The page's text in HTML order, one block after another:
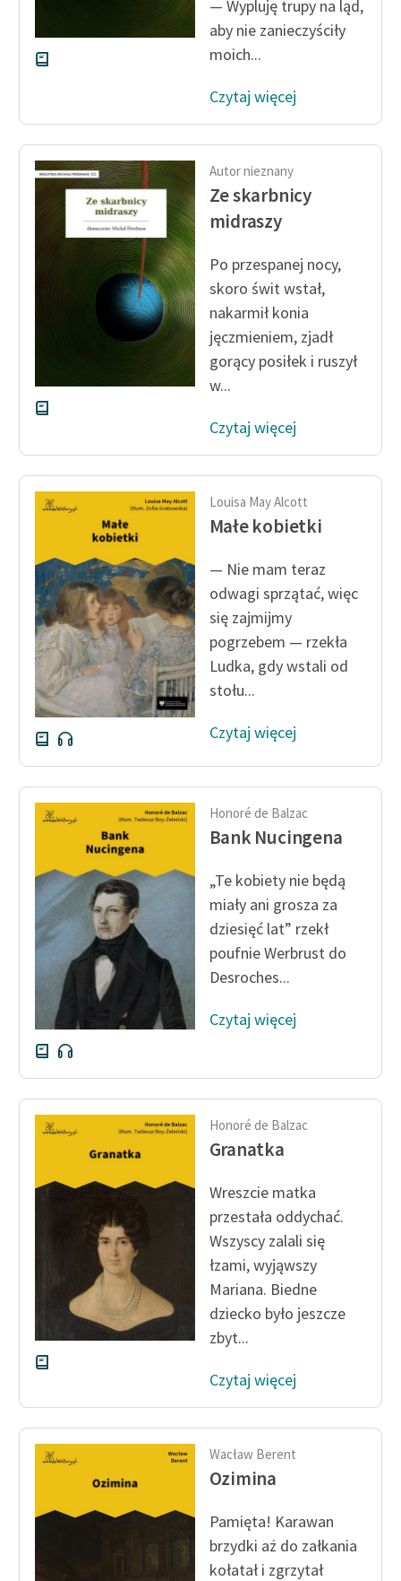
— Wypluję trupy na ląd,
aby nie zanieczyściły
moich...
Czytaj więcej
Autor nieznany
Ze skarbnicy
midraszy
Po przespanej nocy,
skoro świt wstał,
nakarmił konia
jęczmieniem, zjadł
gorący posiłek i ruszył
w...
Czytaj więcej
Louisa May Alcott
Małe kobietki
— Nie mam teraz
odwagi sprzątać, więc
się zajmijmy
pogrzebem — rzekła
Ludka, gdy wstali od
stołu...
Czytaj więcej
Honoré de Balzac
Bank Nucingena
„Te kobiety nie będą
miały ani grosza za
dziesięć lat” rzekł
poufnie Werbrust do
Desroches...
Czytaj więcej
Honoré de Balzac
Granatka
Wreszcie matka
przestała oddychać.
Wszyscy zalali się
łzami, wyjąwszy
Mariana. Biedne
dziecko było jeszcze
zbyt...
Czytaj więcej
Wacław Berent
Ozimina
Pamięta! Karawan
brzydki aż do załkania
kołatał i zgrzytał